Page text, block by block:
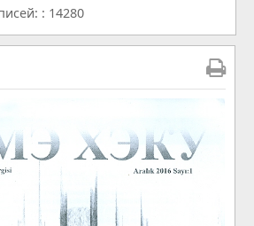
: 14280